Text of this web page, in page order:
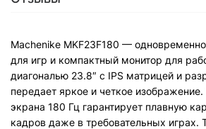
Machenike MKF23F180 —
для игр и компактный монитор для
диагональю 23.8″ c IPS матрицей и
передает яркое и четкое изображение.
экрана 180 Гц гарантирует плавную
кадров даже в требовательных играх.